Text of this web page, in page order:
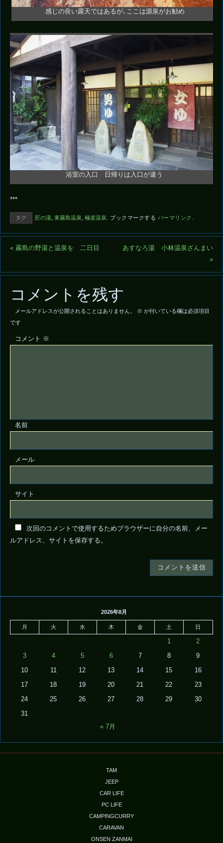
感じの良い露天ではあるが､ここは源泉がお勧め
浴室の入口 日帰りは入口が違う
***
タグ 匠の湯, 東霧島温泉 極楽温泉 ブックマークする パーマリンク
«霧島の野湯と温泉を 二日目
あすなろ湯 小林温泉ざんまい
»
コメントを残す
メールアドレスが公開されることはありません。 ※ が付いている欄は必須項目
です
コメント ※
名前
メール
サイト
次回のコメントで使用するためブラウザーに自分の名前、メー
ルアドレス、サイトを保存する。
2026年8月
月 火 水 木 金 土 日
1 2
3 4 5 6 7 8 9
10 11 12 13 14 15 16
17 18 19 20 21 22 23
24 25 26 27 28 29 30
31
« 7月
TAM
JEEP
CAR LIFE
PC LIFE
CAMPINGCURRY
CARAVAN
ONSEN ZANMAI